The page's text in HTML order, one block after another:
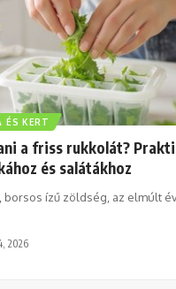
ÉS KERT
a friss rukkolát?
és salátákhoz
borsos ízű zöldség, az elmúlt
2026